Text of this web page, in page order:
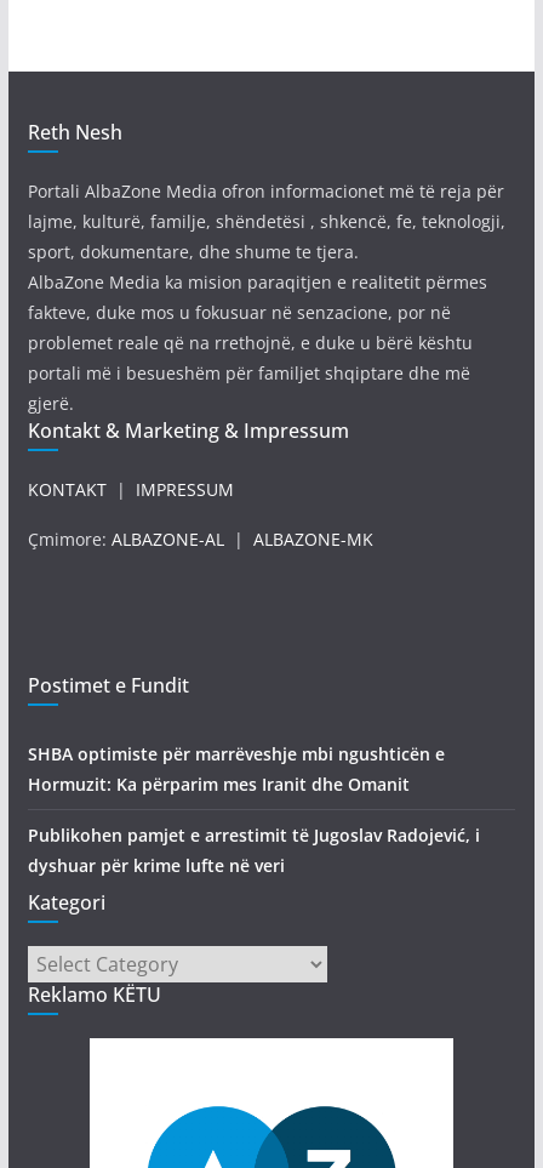
Reth Nesh
Portali AlbaZone Media ofron informacionet më të reja për
lajme, kulturë, familje, shëndetësi , shkencë, fe, teknologji,
sport, dokumentare, dhe shume te tjera.
AlbaZone Media ka mision paraqitjen e realitetit përmes
fakteve, duke mos u fokusuar në senzacione, por në
problemet reale që na rrethojnë, e duke u bërë kështu
portali më i besueshëm për familjet shqiptare dhe më
gjerë.
Kontakt & Marketing & Impressum
KONTAKT| IMPRESSUM
Çmimore: ALBAZONE-AL| ALBAZONE-MK
Postimet e Fundit
SHBA optimiste për marrëveshje mbi ngushticën e
Hormuzit: Ka përparim mes Iranit dhe Omanit
Publikohen pamjet e arrestimit të Jugoslav Radojević, i
dyshuar për krime lufte në veri
Kategori
Kategori
Reklamo KËTU